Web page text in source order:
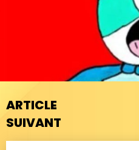
ARTICLE
SUIVANT